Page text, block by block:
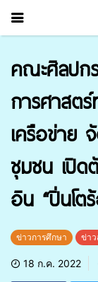
คณะศิลปก
การศาสต
เครือข่าย
ชุมชน เปิ
อิน “ปิ่นโต
ข่าวการศึกษา ข่าว
18 ก.ค. 2022